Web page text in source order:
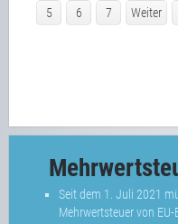
5
6 7 Weiter
Seit dem 1. Juli 2021
Mehrwertsteuer von